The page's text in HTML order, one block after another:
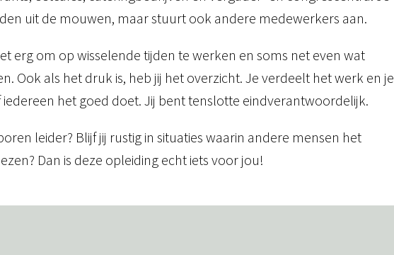
uit de mouwen, maar stuurt ook andere medewerkers aan.
erg om op wisselende tijden te werken en soms net even wat
Ook als het druk is, heb jij het overzicht. Je verdeelt het werk en je
het goed doet. Jij bent tenslotte eindverantwoordelijk.
leider? Blijf jij rustig in situaties waarin andere mensen het
Dan is deze opleiding echt iets voor jou!